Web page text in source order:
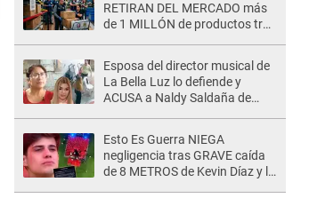
RETIRAN DEL MERCADO más
de 1 MILLÓN de productos tras
Esposa del director musical de
La Bella Luz lo defiende y
ACUSA a Naldy Saldaña de
Esto Es Guerra NIEGA
negligencia tras GRAVE caída
de 8 METROS de Kevin Díaz y lo